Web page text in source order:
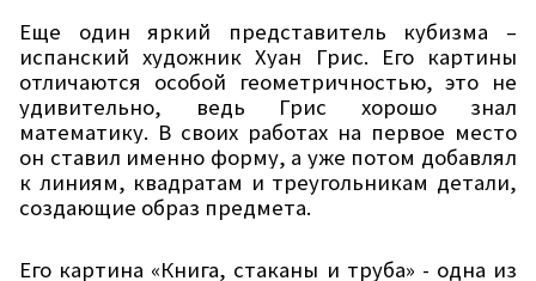
Еще один яркий представитель кубизма –
испанский художник Хуан Грис. Его картины
отличаются особой геометричностью, это не
удивительно, ведь Грис хорошо знал
математику. В своих работах на первое место
он ставил именно форму, а уже потом добавлял
к линиям, квадратам и треугольникам детали,
создающие образ предмета.
Его картина «Книга, стаканы и труба» - одна из